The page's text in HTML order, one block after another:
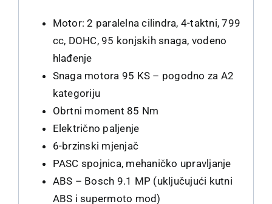
Motor: 2 paralelna cilindra, 4-taktni, 799
cc, DOHC, 95 konjskih snaga, vodeno
hlađenje
Snaga motora 95 KS – pogodno za A2
kategoriju
Obrtni moment 85 Nm
Električno paljenje
6-brzinski mjenjač
PASC spojnica, mehaničko upravljanje
ABS – Bosch 9.1 MP (uključujući kutni
ABS i supermoto mod)